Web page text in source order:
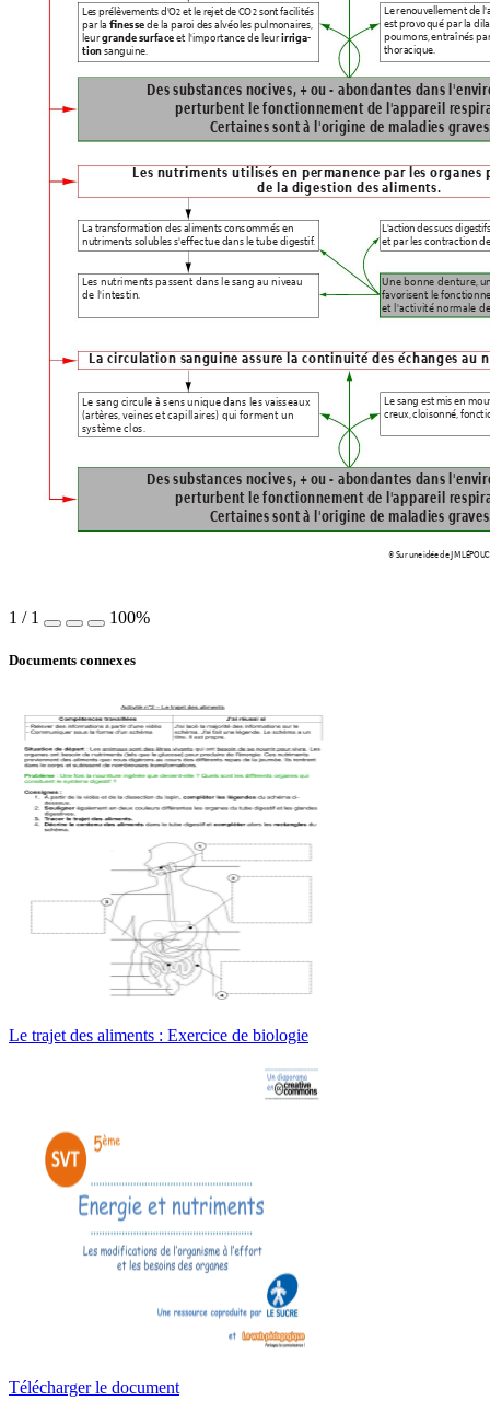
Les prélèvements d'O2 et le rejet de CO2 sont facilités
par la finesse de la paroi des alvéoles pulmonaires,
leur grande surface et l'importance de leur irriga-
tion sanguine.
Les nutriments utilisés en permanence par les organes
de la digestion des aliments.
L'action des sucs
et par les contraction
La transformation des aliments consommés en
nutriments solubles s'effectue dans le tube digestif.
Une bonne denture,
favorisent le f
et l'activité normale
Les nutriments passent dans le sang au niveau
de l'intestin.
Des substances nocives, + ou - abondantes dans l'en
perturbent le fonctionnement de l'appareil r
Certaines sont à l'origine de maladies graves
Le renouvellement de
est provoqué par la
poumons, entraînés
thoracique.
La circulation sanguine assure la continuité des échanges au
Le sang circule à sens unique dans les vaisseaux
(artères, veines et capillaires) qui forment un
système clos.
Des substances nocives, + ou - abondantes dans l'en
perturbent le fonctionnement de l'appareil r
Certaines sont à l'origine de maladies graves
Le sang est mis en
creux, cloisonné,
© Sur une idée de JM
1 / 1 100%
Documents connexes
Le trajet des aliments : Exercice de biologie
Télécharger le document